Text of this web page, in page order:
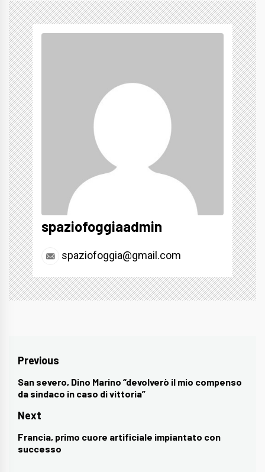
spaziofoggiaadmin
spaziofoggia@gmail.com
Navigazione
articoli
Previous
Previous
post:
San severo, Dino Marino “devolverò il mio compenso
da sindaco in caso di vittoria”
Next
Next
post:
Francia, primo cuore artificiale impiantato con
successo